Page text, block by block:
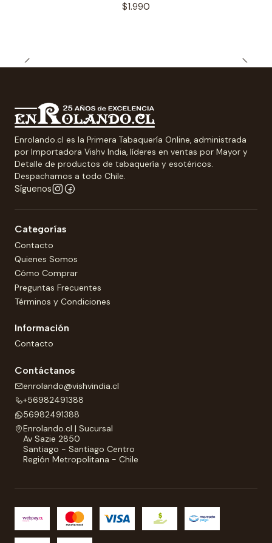
$1.990
Enrolando.cl es la Primera Tabaquería Online, administrada
por Importadora Vishv India, líderes en ventas por Mayor y
Detalle de productos de tabaquería y esotéricos.
Despachamos a todo Chile.
Síguenos
Categorías
Contacto
Quienes Somos
Cómo Comprar
Preguntas Frecuentes
Términos y Condiciones
Información
Contacto
Contáctanos
enrolando@vishvindia.cl
+56982491388
56982491388
Enrolando.cl | Sucursal
Av Sazie 2850
Santiago - Santiago Centro
Región Metropolitana - Chile